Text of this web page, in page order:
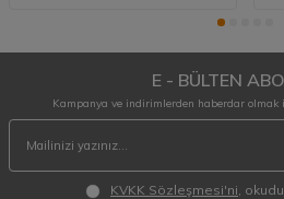
E - BÜLTEN
Kampanya ve indirimlerden haberdar
KVKK Sözleşmesi'ni ,